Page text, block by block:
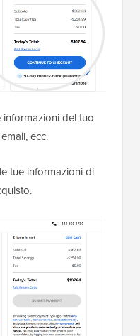
del tuo
ecc.
tue informazioni di